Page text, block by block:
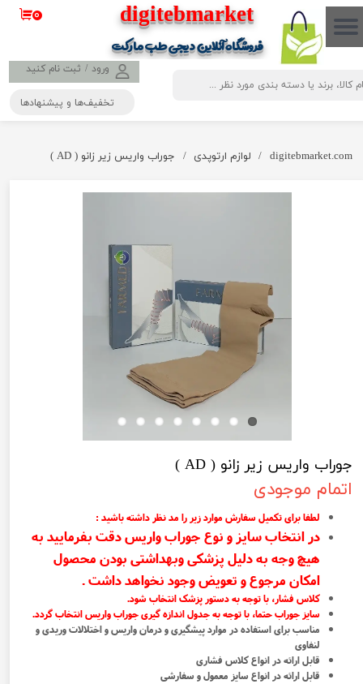
​​​​​​​​digitebmarket
فروشگاه آنلاین دیجی طب مارکت
ورود / ثبت نام کنید
حساب کاربری من
تغییر گذر واژه
۰
تخفیف‌ها و پیشنهادها
digitebmarket.com لوازم ارتوپدی جوراب واریس زیر زانو ( AD )
جوراب واریس زیر زانو ( AD )
اتمام موجودی
لطفا برای تکمیل سفارش موارد زیر را مد نظر داشته باشید :
در انتخاب سایز و نوع جوراب واریس دقت بفرمایید به
هیچ وجه به دلیل پزشکی وبهداشتی بودن محصول
امکان مرجوع و تعویض وجود نخواهد داشت .
کلاس فشار، با توجه به دستور پزشک انتخاب شود.
سایز جوراب حتما، با توجه به جدول اندازه گیری جوراب واریس انتخاب گردد.
مناسب برای استفاده در موارد پیشگیری و درمان واریس و اختلالات وریدی و
لنفاوی
قابل ارائه در انواع کلاس فشاری
قابل ارائه در انواع سایز معمول و سفارشی